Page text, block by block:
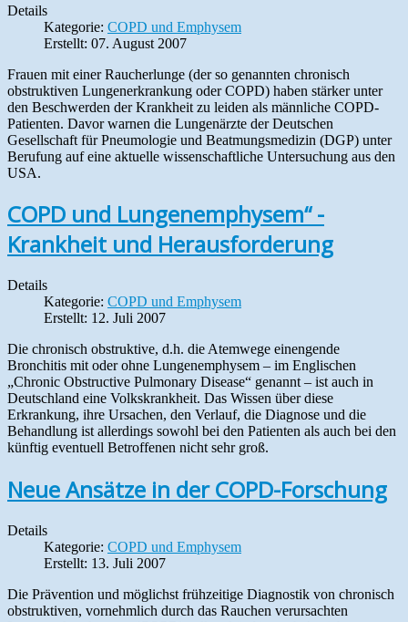
Details
Kategorie: COPD und Emphysem
Erstellt: 07. August 2007
Frauen mit einer Raucherlunge (der so genannten chronisch
obstruktiven Lungenerkrankung oder COPD) haben stärker unter
den Beschwerden der Krankheit zu leiden als männliche COPD-
Patienten. Davor warnen die Lungenärzte der Deutschen
Gesellschaft für Pneumologie und Beatmungsmedizin (DGP) unter
Berufung auf eine aktuelle wissenschaftliche Untersuchung aus den
USA.
COPD und Lungenemphysem“ -
Krankheit und Herausforderung
Details
Kategorie: COPD und Emphysem
Erstellt: 12. Juli 2007
Die chronisch obstruktive, d.h. die Atemwege einengende
Bronchitis mit oder ohne Lungenemphysem – im Englischen
„Chronic Obstructive Pulmonary Disease“ genannt – ist auch in
Deutschland eine Volkskrankheit. Das Wissen über diese
Erkrankung, ihre Ursachen, den Verlauf, die Diagnose und die
Behandlung ist allerdings sowohl bei den Patienten als auch bei den
künftig eventuell Betroffenen nicht sehr groß.
Neue Ansätze in der COPD-Forschung
Details
Kategorie: COPD und Emphysem
Erstellt: 13. Juli 2007
Die Prävention und möglichst frühzeitige Diagnostik von chronisch
obstruktiven, vornehmlich durch das Rauchen verursachten